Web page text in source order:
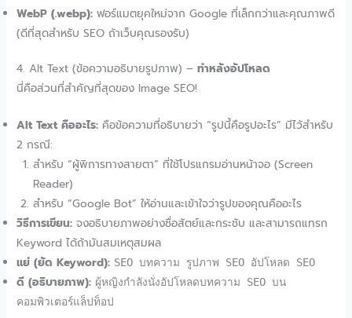
WebP (.webp): ฟอร์แมตยุคใหม่จาก Google ที่เล็กกว่าและคุณภาพดี
(ดีที่สุดสำหรับ SEO ถ้าเว็บคุณรองรับ)
4. Alt Text (ข้อความอธิบายรูปภาพ) –ทำหลังอัปโหลด
นี่คือส่วนที่สำคัญที่สุดของ Image SEO!
Alt Text คืออะไร: คือข้อความที่อธิบายว่า “รูปนี้คือรูปอะไร” มีไว้สำหรับ
2 กรณี:
สำหรับ “ผู้พิการทางสายตา” ที่ใช้โปรแกรมอ่านหน้าจอ (Screen
Reader)
สำหรับ “Google Bot” ให้อ่านและเข้าใจว่ารูปของคุณคืออะไร
วิธีการเขียน: จงอธิบายภาพอย่างซื่อสัตย์และกระชับ และสามารถแทรก
Keyword ได้ถ้ามันสมเหตุสมผล
แย่ (ยัด Keyword): SEO บทความ รูปภาพ SEO อัปโหลด SEO
ดี (อธิบายภาพ): ผู้หญิงกำลังนั่งอัปโหลดบทความ SEO บน
คอมพิวเตอร์แล็ปท็อป